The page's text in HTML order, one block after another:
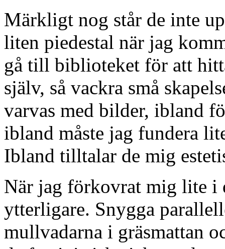
Märkligt nog står de inte
liten piedestal när jag
gå till biblioteket för att
själv, så vackra små
varvas med bilder, ibland
ibland måste jag fundera
Ibland tilltalar de mig
När jag förkovrat mig lite i
ytterligare. Snygga
mullvadarna i gräsmattan